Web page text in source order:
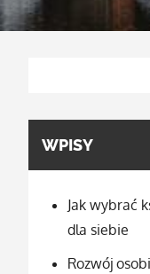
WPISY
Jak wybrać
dla siebie
Rozwój